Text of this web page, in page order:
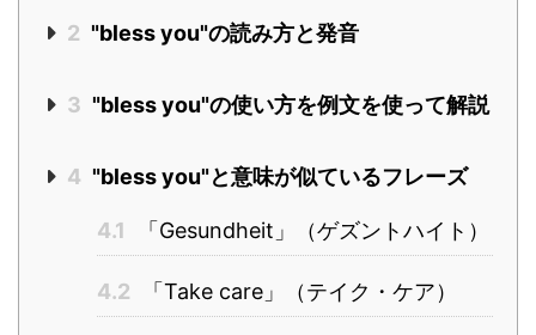
2 "bless you"の読み方と発音
3 "bless you"の使い方を例文を使って解説
4 "bless you"と意味が似ているフレーズ
4.1 「Gesundheit」（ゲズントハイト）
4.2 「Take care」（テイク・ケア）